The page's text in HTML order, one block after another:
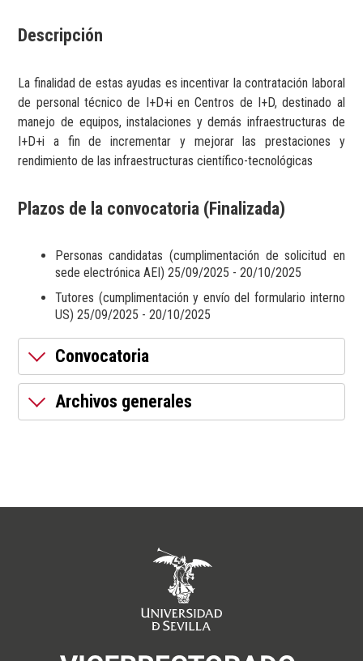
Descripción
La finalidad de estas ayudas es incentivar la contratación laboral
de personal técnico de I+D+i en Centros de I+D, destinado al
manejo de equipos, instalaciones y demás infraestructuras de
I+D+i a fin de incrementar y mejorar las prestaciones y
rendimiento de las infraestructuras científico-tecnológicas
Plazos de la convocatoria (Finalizada)
Personas candidatas (cumplimentación de solicitud en
sede electrónica AEI) 25/09/2025 - 20/10/2025
Tutores (cumplimentación y envío del formulario interno
US) 25/09/2025 - 20/10/2025
Convocatoria
Archivos generales